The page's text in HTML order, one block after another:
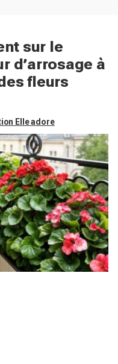
sur le
d’arrosage à
fleurs
Elle adore